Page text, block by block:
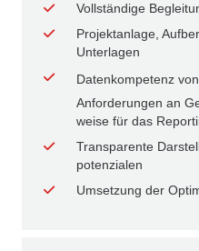
Vollständige
Projektanlage,
Unterlagen
Datenkompetenz von
An­forder­ungen an
weise für das
Transparente
potenzialen
Umsetzung der